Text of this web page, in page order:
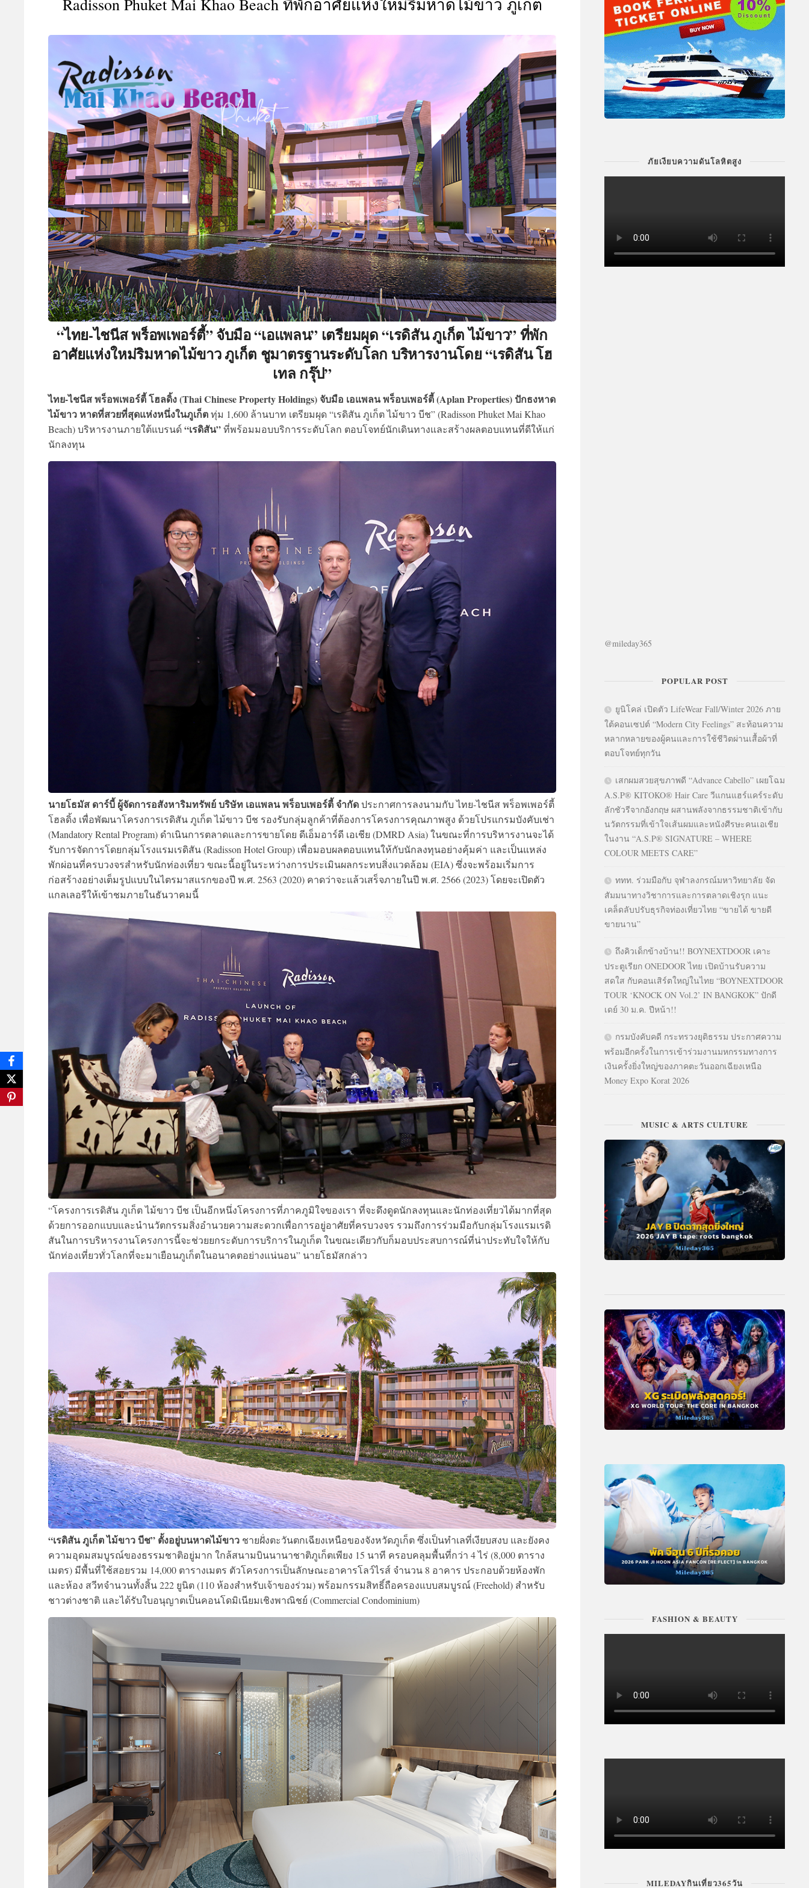
&
Radisson Phuket Mai Khao Beach ที่พักอาศัยแห่งใหม่ริมหาดไม้ขาว ภูเก็ต
“ไทย-ไชนีส พร็อพเพอร์ตี้” จับมือ “เอแพลน” เตรียมผุด “เรดิสัน ภูเก็ต ไม้ขาว” ที่พัก
อาศัยแห่งใหม่ริมหาดไม้ขาว ภูเก็ต ชูมาตรฐานระดับโลก บริหารงานโดย “เรดิสัน โฮ
เทล กรุ๊ป”
ไทย-ไชนีส พร็อพเพอร์ตี้ โฮลดิ้ง (Thai Chinese Property Holdings) จับมือ เอแพลน พร็อบเพอร์ตี้ (Aplan Properties) ปักธงหาด
ไม้ขาว หาดที่สวยที่สุดแห่งหนึ่งในภูเก็ตทุ่ม 1,600 ล้านบาท เตรียมผุด “เรดิสัน ภูเก็ต ไม้ขาว บีช” (Radisson Phuket Mai Khao
Beach) บริหารงานภายใต้แบรนด์“เรดิสัน”ที่พร้อมมอบบริการระดับโลก ตอบโจทย์นักเดินทางและสร้างผลตอบแทนที่ดีให้แก่
นักลงทุน
นายโธมัส ดาร์บี้ ผู้จัดการอสังหาริมทรัพย์ บริษัท เอแพลน พร็อบเพอร์ตี้ จำกัดประกาศการลงนามกับ ไทย-ไชนีส พร็อพเพอร์ตี้
โฮลดิ้ง เพื่อพัฒนาโครงการเรดิสัน ภูเก็ต ไม้ขาว บีช รองรับกลุ่มลูกค้าที่ต้องการโครงการคุณภาพสูง ด้วยโปรแกรมบังคับเช่า
(Mandatory Rental Program) ดำเนินการตลาดและการขายโดย ดีเอ็มอาร์ดี เอเชีย (DMRD Asia) ในขณะที่การบริหารงานจะได้
รับการจัดการโดยกลุ่มโรงแรมเรดิสัน (Radisson Hotel Group) เพื่อมอบผลตอบแทนให้กับนักลงทุนอย่างคุ้มค่า และเป็นแหล่ง
พักผ่อนที่ครบวงจรสำหรับนักท่องเที่ยว ขณะนี้อยู่ในระหว่างการประเมินผลกระทบสิ่งแวดล้อม (EIA) ซึ่งจะพร้อมเริ่มการ
ก่อสร้างอย่างเต็มรูปแบบในไตรมาสแรกของปี พ.ศ. 2563 (2020) คาดว่าจะแล้วเสร็จภายในปี พ.ศ. 2566 (2023) โดยจะเปิดตัว
แกลเลอรีให้เข้าชมภายในธันวาคมนี้
“โครงการเรดิสัน ภูเก็ต ไม้ขาว บีช เป็นอีกหนึ่งโครงการที่ภาคภูมิใจของเรา ที่จะดึงดูดนักลงทุนและนักท่องเที่ยวได้มากที่สุด
ด้วยการออกแบบและนำนวัตกรรมสิ่งอำนวยความสะดวกเพื่อการอยู่อาศัยที่ครบวงจร รวมถึงการร่วมมือกับกลุ่มโรงแรมเรดิ
สันในการบริหารงานโครงการนี้จะช่วยยกระดับการบริการในภูเก็ต ในขณะเดียวกับก็มอบประสบการณ์ที่น่าประทับใจให้กับ
นักท่องเที่ยวทั่วโลกที่จะมาเยือนภูเก็ตในอนาคตอย่างแน่นอน” นายโธมัสกล่าว
“เรดิสัน ภูเก็ต ไม้ขาว บีช” ตั้งอยู่บนหาดไม้ขาว ชายฝั่งตะวันตกเฉียงเหนือของจังหวัดภูเก็ต ซึ่งเป็นทำเลที่เงียบสงบ และยังคง
ความอุดมสมบูรณ์ของธรรมชาติอยู่มาก ใกล้สนามบินนานาชาติภูเก็ตเพียง 15 นาที ครอบคลุมพื้นที่กว่า 4 ไร่ (8,000 ตาราง
เมตร) มีพื้นที่ใช้สอยรวม 14,000 ตารางเมตร ตัวโครงการเป็นลักษณะอาคารโลว์ไรส์ จำนวน 8 อาคาร ประกอบด้วยห้องพัก
และห้อง สวีทจำนวนทั้งสิ้น 222 ยูนิต (110 ห้องสำหรับเจ้าของร่วม) พร้อมกรรมสิทธิ์ถือครองแบบสมบูรณ์ (Freehold) สำหรับ
ชาวต่างชาติ และได้รับใบอนุญาตเป็นคอนโดมิเนียมเชิงพาณิชย์ (Commercial Condominium)
ภัยเงียบความดันโลหิตสูง
@mileday365
POPULAR POST
ยูนิโคล่ เปิดตัว LifeWear Fall/Winter 2026 ภาย
ใต้คอนเซปต์ “Modern City Feelings” สะท้อนความ
หลากหลายของผู้คนและการใช้ชีวิตผ่านเสื้อผ้าที่
ตอบโจทย์ทุกวัน
เสกผมสวยสุขภาพดี “Advance Cabello” เผยโฉม
A.S.P® KITOKO® Hair Care วีแกนแฮร์แคร์ระดับ
ลักชัวรีจากอังกฤษ ผสานพลังจากธรรมชาติเข้ากับ
นวัตกรรมที่เข้าใจเส้นผมและหนังศีรษะคนเอเชีย
ในงาน “A.S.P® SIGNATURE – WHERE
COLOUR MEETS CARE”
ททท. ร่วมมือกับ จุฬาลงกรณ์มหาวิทยาลัย จัด
สัมมนาทางวิชาการและการตลาดเชิงรุก แนะ
เคล็ดลับปรับธุรกิจท่องเที่ยวไทย “ขายได้ ขายดี
ขายนาน”
ถึงคิวเด็กข้างบ้าน!! BOYNEXTDOOR เคาะ
ประตูเรียก ONEDOOR ไทย เปิดบ้านรับความ
สดใส กับคอนเสิร์ตใหญ่ในไทย “BOYNEXTDOOR
TOUR ‘KNOCK ON Vol.2’ IN BANGKOK” ปักดี
เดย์ 30 ม.ค. ปีหน้า!!
กรมบังคับคดี กระทรวงยุติธรรม ประกาศความ
พร้อมอีกครั้งในการเข้าร่วมงานมหกรรมทางการ
เงินครั้งยิ่งใหญ่ของภาคตะวันออกเฉียงเหนือ
Money Expo Korat 2026
MUSIC & ARTS CULTURE
FASHION & BEAUTY
MILEDAYกินเที่ยว365วัน